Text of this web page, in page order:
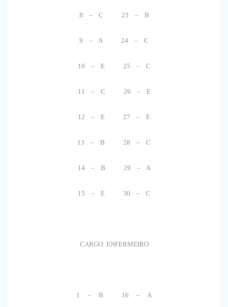
8 – C 23 – B
9 – A 24 – C
10 – E 25 – C
11 – C 26 – E
12 – E 27 – E
13 – B 28 – C
14 – B 29 – A
15 – E 30 – C
CARGO: ENFERMEIRO
1 – B 16 – A